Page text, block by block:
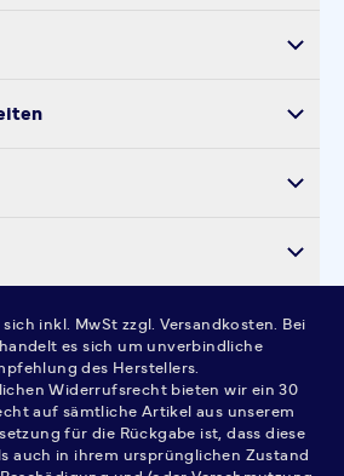
inkl. MwSt zzgl. Versandkosten. Bei
es sich um unverbindliche
des Herstellers.
Widerrufsrecht bieten wir ein 30
auf sämtliche Artikel aus unserem
für die Rückgabe ist, dass diese
auch in ihrem ursprünglichen Zustand